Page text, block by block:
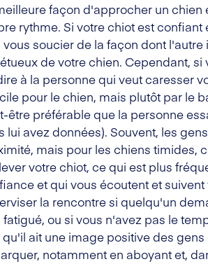
façon d'approcher un chien
rythme. Si votre chiot est
vous soucier de la façon dont
de votre chien. Cependant,
à la personne qui veut caresser
pour le chien, mais plutôt par le
être préférable que la personne
lui avez données). Souvent, les
mais pour les chiens timides,
votre chiot, ce qui est plus
et qui vous écoutent et
la rencontre si quelqu'un
ou si vous n'avez pas le
ait une image positive des
notamment en aboyant et,